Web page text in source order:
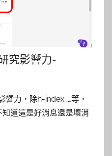
究影響力-
響力，除h-index……等，
道這是好消息還是壞消
瑩顧問主講得課程中，